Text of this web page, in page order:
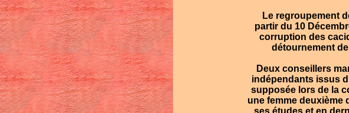
Le regroupement
partir du 10
corruption des
détournement
Deux conseillers
indépendants issus
supposée lors de la
une femme deuxième
ses études et en